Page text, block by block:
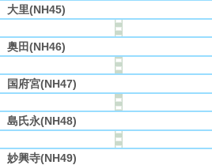
大里(NH45)
奥田(NH46)
国府宮(NH47)
島氏永(NH48)
妙興寺(NH49)